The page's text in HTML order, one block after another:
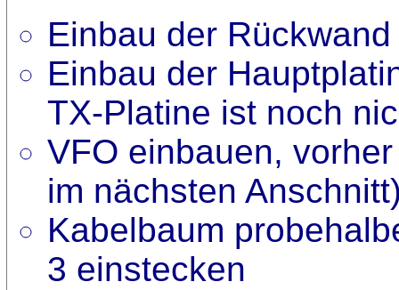
Einbau der
Einbau der
TX-Platine ist noch
VFO einbauen,
im nächsten
Kabelbaum
3 einstecken